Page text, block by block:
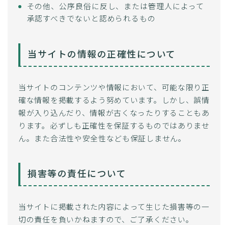
その他、公序良俗に反し、または管理人によって
承認すべきでないと認められるもの
当サイトの情報の正確性について
当サイトのコンテンツや情報において、可能な限り正
確な情報を掲載するよう努めています。しかし、誤情
報が入り込んだり、情報が古くなったりすることもあ
ります。必ずしも正確性を保証するものではありませ
ん。また合法性や安全性なども保証しません。
損害等の責任について
当サイトに掲載された内容によって生じた損害等の一
切の責任を負いかねますので、ご了承ください。